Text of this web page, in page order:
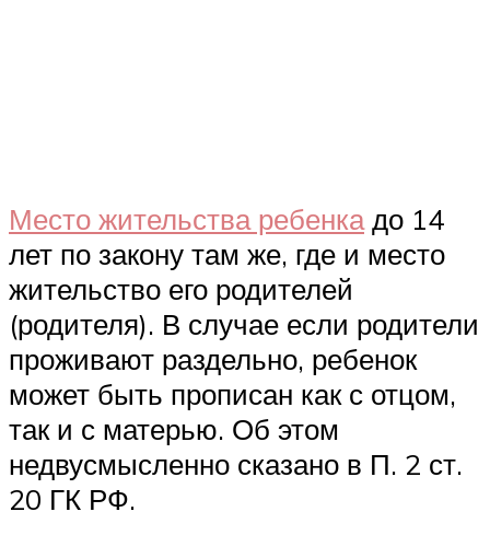
Место жительства ребенкадо 14
лет по закону там же, где и место
жительство его родителей
(родителя). В случае если родители
проживают раздельно, ребенок
может быть прописан как с отцом,
так и с матерью. Об этом
недвусмысленно сказано в П. 2 ст.
20 ГК РФ.